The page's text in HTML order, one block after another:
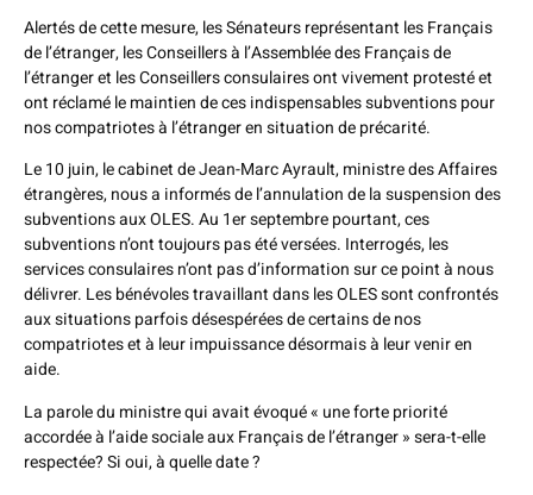
Alertés de cette mesure, les Sénateurs représentant les Français
de l’étranger, les Conseillers à l’Assemblée des Français de
l’étranger et les Conseillers consulaires ont vivement protesté et
ont réclamé le maintien de ces indispensables subventions pour
nos compatriotes à l’étranger en situation de précarité.
Le 10 juin, le cabinet de Jean-Marc Ayrault, ministre des Affaires
étrangères, nous a informés de l’annulation de la suspension des
subventions aux OLES. Au 1er septembre pourtant, ces
subventions n’ont toujours pas été versées. Interrogés, les
services consulaires n’ont pas d’information sur ce point à nous
délivrer. Les bénévoles travaillant dans les OLES sont confrontés
aux situations parfois désespérées de certains de nos
compatriotes et à leur impuissance désormais à leur venir en
aide.
La parole du ministre qui avait évoqué « une forte priorité
accordée à l’aide sociale aux Français de l’étranger » sera-t-elle
respectée? Si oui, à quelle date ?